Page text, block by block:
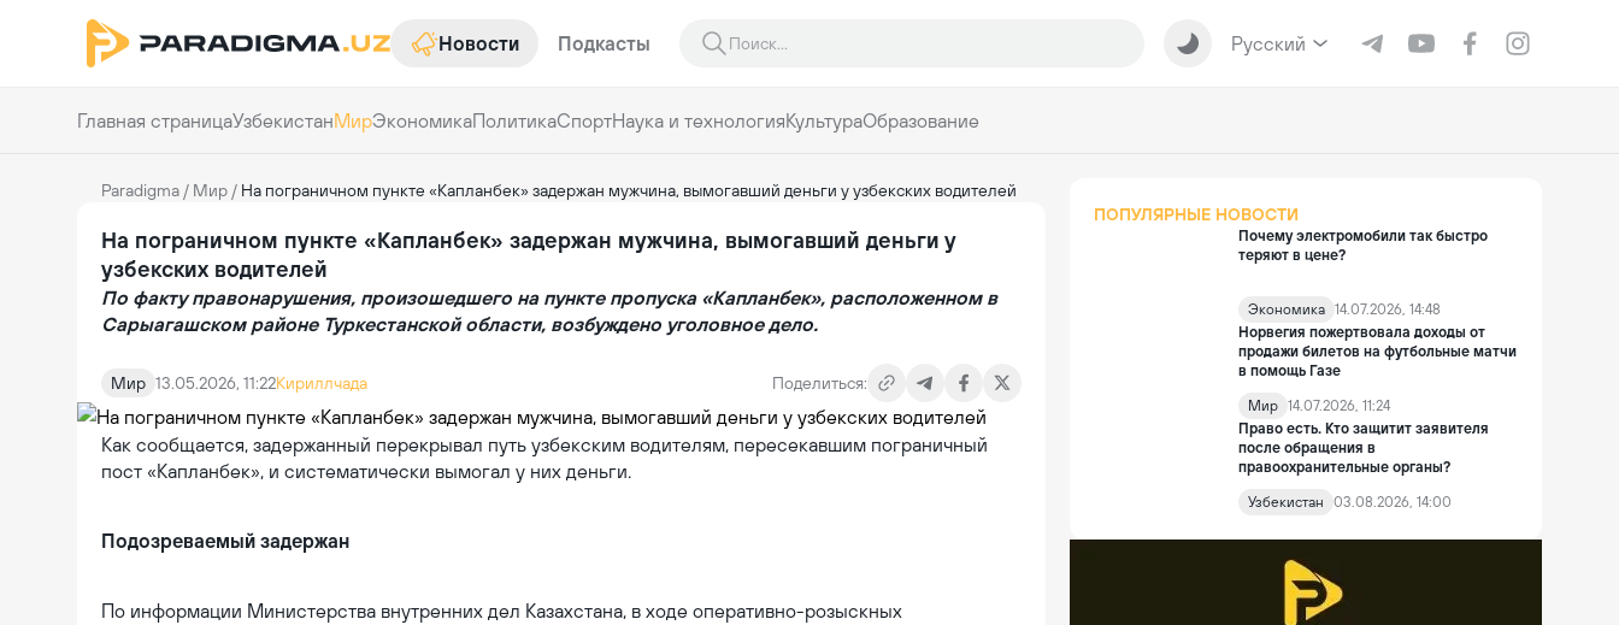
Новости Подкасты Русский
Главная страницаУзбекистанМирЭкономикаПолитикаСпортНаука и технологияКультураОбразование
Paradigma / Мир / На пограничном пункте «Капланбек» задержан мужчина, вымогавший деньги у узбекских водителей
На пограничном пункте «Капланбек» задержан мужчина, вымогавший деньги у
узбекских водителей
По факту правонарушения, произошедшего на пункте пропуска «Капланбек», расположенном в
Сарыагашском районе Туркестанской области, возбуждено уголовное дело.
Мир 13.05.2026, 11:22Кириллчада Поделиться:
Как сообщается, задержанный перекрывал путь узбекским водителям, пересекавшим пограничный
пост «Капланбек», и систематически вымогал у них деньги.
Подозреваемый задержан
По информации Министерства внутренних дел Казахстана, в ходе оперативно-розыскных
ПОПУЛЯРНЫЕ НОВОСТИ
Почему электромобили так быстро
теряют в цене?
Экономика 14.07.2026, 14:48
Норвегия пожертвовала доходы от
продажи билетов на футбольные матчи
в помощь Газе
Мир 14.07.2026, 11:24
Право есть. Кто защитит заявителя
после обращения в
правоохранительные органы?
Узбекистан 03.08.2026, 14:00